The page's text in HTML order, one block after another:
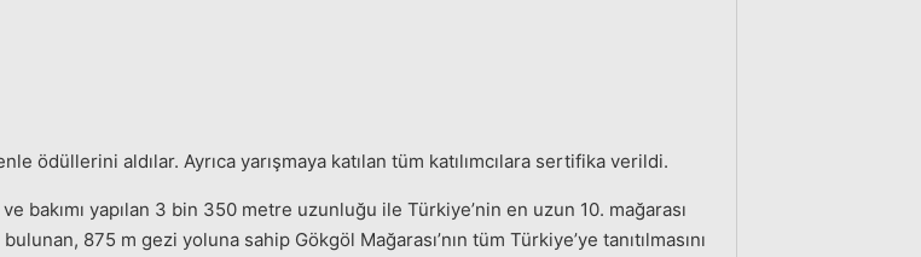
aldılar. Ayrıca yarışmaya katılan tüm katılımcılara sertifika verildi.
bakımı yapılan 3 bin 350 metre uzunluğu ile Türkiye’nin en uzun 10. mağarası
875 m gezi yoluna sahip Gökgöl Mağarası’nın tüm Türkiye’ye tanıtılmasını